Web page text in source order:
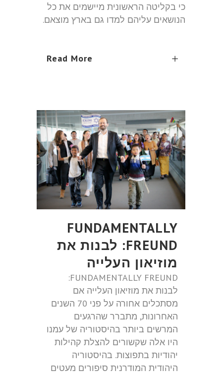
כי בקליטה הראשונית מיישמים את כל
הנושאים עליהם למדו גם בארץ מוצאם.
Read More
FUNDAMENTALLY
FREUND: לבנות את
מוזיאון העלייה
FUNDAMENTALLY FREUND:
לבנות את מוזיאון העלייה אם
מסתכלים אחורה על פני 70 השנים
האחרונות, מתברר שהרגעים
המרשים ביותר בהיסטוריה של עמנו
היו אלה שקשורים להצלת קהילות
יהודיות בתפוצות. בהיסטוריה
היהודית המודרנית סיפורים מעטים